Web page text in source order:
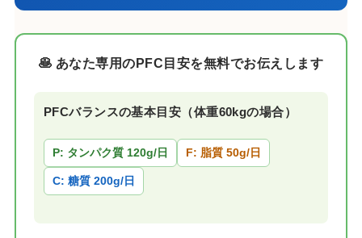
🥞 あなた専用のPFC目安を無料でお伝えします
PFCバランスの基本目安（体重60kgの場合）
P: タンパク質 120g/日 F: 脂質 50g/日
C: 糖質 200g/日